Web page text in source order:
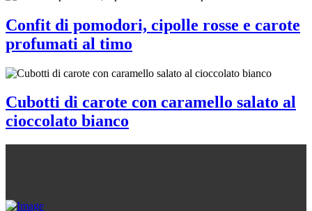
Confit di pomodori, cipolle rosse e carote
profumati al timo
Cubotti di carote con caramello salato al
cioccolato bianco